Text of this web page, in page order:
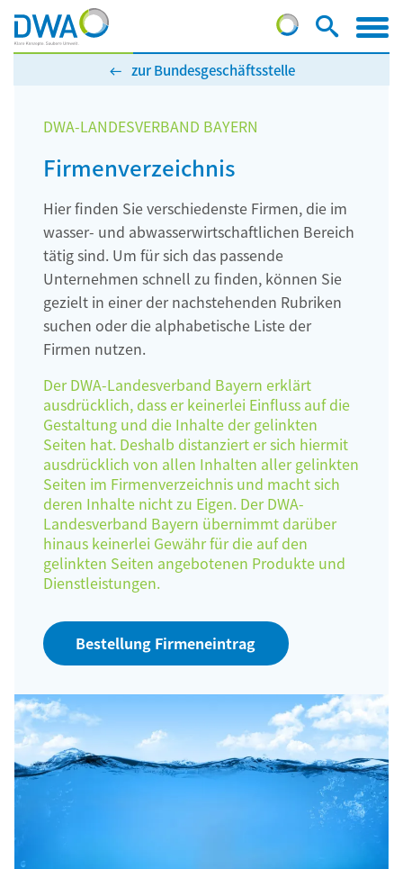
zur Bundesgeschäftsstelle
DWA-LANDESVERBAND BAYERN
Firmenverzeichnis
Hier finden Sie verschiedenste Firmen, die im
wasser- und abwasserwirtschaftlichen Bereich
tätig sind. Um für sich das passende
Unternehmen schnell zu finden, können Sie
gezielt in einer der nachstehenden Rubriken
suchen oder die alphabetische Liste der
Firmen nutzen.
Der DWA-Landesverband Bayern erklärt
ausdrücklich, dass er keinerlei Einfluss auf die
Gestaltung und die Inhalte der gelinkten
Seiten hat. Deshalb distanziert er sich hiermit
ausdrücklich von allen Inhalten aller gelinkten
Seiten im Firmenverzeichnis und macht sich
deren Inhalte nicht zu Eigen. Der DWA-
Landesverband Bayern übernimmt darüber
hinaus keinerlei Gewähr für die auf den
gelinkten Seiten angebotenen Produkte und
Dienstleistungen.
Bestellung Firmeneintrag